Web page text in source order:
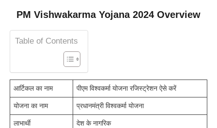
PM Vishwakarma Yojana 2024 Overview
Table of Contents
आर्टिकल का नाम पीएम विश्वकर्मा योजना रजिस्ट्रेशन ऐसे करें
योजना का नाम प्रधानमंत्री विश्वकर्मा योजना
लाभार्थी देश के नागरिक